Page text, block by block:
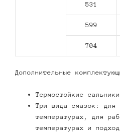
531
599
704
Дополнительные
Термостойкие сальники
Три вида смазок: для
температурах, для
температурах и